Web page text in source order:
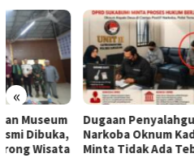
«
Dugaan Penyalahgunaan
Narkoba Oknum Kades, Dprd
Minta Tidak Ada Tebang Pilih